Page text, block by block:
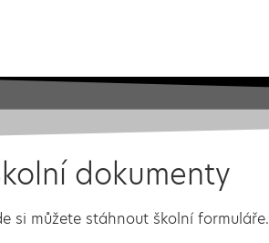
dokumenty
si můžete stáhnout školní formuláře.